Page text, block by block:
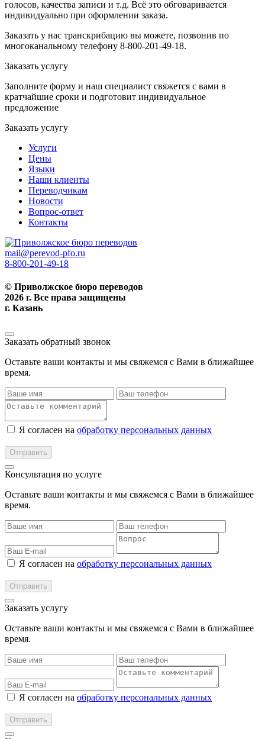
голосов, качества записи и т.д. Всё это обговаривается
индивидуально при оформлении заказа.
Заказать у нас транскрибацию вы можете, позвонив по
многоканальному телефону 8-800-201-49-18.
Заказать услугу
Заполните форму и наш специалист свяжется с вами в
кратчайшие сроки и подготовит индивидуальное
предложение
Заказать услугу
Услуги
Цены
Языки
Наши клиенты
Переводчикам
Новости
Вопрос-ответ
Контакты
mail@perevod-pfo.ru
8-800-201-49-18
© Приволжское бюро переводов
2026 г. Все права защищены
г. Казань
Заказать обратный звонок
Оставьте ваши контакты и мы свяжемся с Вами в ближайшее
время.
Я согласен на обработку персональных данных
Консультация по услуге
Оставьте ваши контакты и мы свяжемся с Вами в ближайшее
время.
Я согласен на обработку персональных данных
Заказать услугу
Оставьте ваши контакты и мы свяжемся с Вами в ближайшее
время.
Я согласен на обработку персональных данных